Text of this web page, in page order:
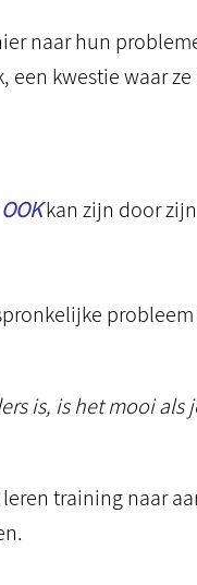
naar hun
een kwestie waar
OOKkan zijn door
is, is het mooi als
training naar